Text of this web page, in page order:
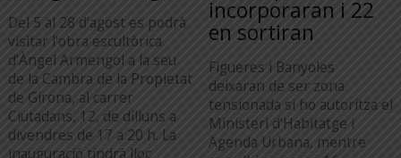
Del 5 al 28 d’agost es podrà
visitar l’obra escultòrica
d’Àngel Armengol a la seu
de la Cambra de la Propietat
de Girona, al carrer
Ciutadans, 12, de dilluns a
divendres de 17 a 20 h. La
inauguració tindrà lloc
incorporaran i 22
en sortiran
Figueres i Banyoles
deixaran de ser zona
tensionada si ho autoritza el
Ministeri d’Habitatge i
Agenda Urbana, mentre